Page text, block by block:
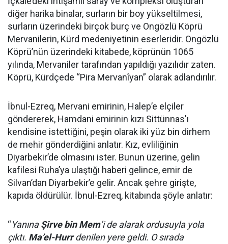
diğer harika binalar, surların bir boy yükseltilmesi,
surların üzerindeki birçok burç ve Ongözlü Köprü
Mervanilerin, Kürd medeniyetinin eserleridir. Ongözlü
Köprü’nün üzerindeki kitabede, köprünün 1065
yılında, Mervaniler tarafından yapıldığı yazılıdır zaten.
Köprü, Kürdçede “Pira Mervanîyan” olarak adlandırılır.
İbnul-Ezreq, Mervani emirinin, Halep’e elçiler
göndererek, Hamdani emirinin kızı Sittünnas'ı
kendisine istettiğini, peşin olarak iki yüz bin dirhem
de mehir gönderdiğini anlatır. Kız, evliliğinin
Diyarbekir’de olmasını ister. Bunun üzerine, gelin
kafilesi Ruha’ya ulaştığı haberi gelince, emir de
Silvan’dan Diyarbekir’e gelir. Ancak şehre girişte,
kapıda öldürülür. İbnul-Ezreq, kitabında şöyle anlatır:
“YanınaŞirve bin Mem’i de alarak ordusuyla yola
çıktı. Ma’el-Hurrdenilen yere geldi. O sırada